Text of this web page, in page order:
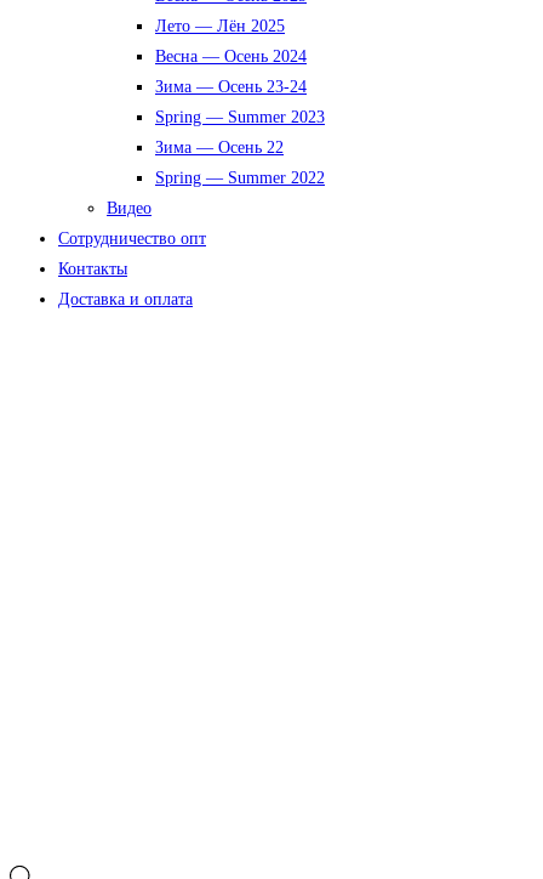
Лето — Лён 2025
Весна — Осень 2024
Зима — Осень 23-24
Spring — Summer 2023
Зима — Осень 22
Spring — Summer 2022
Видео
Сотрудничество опт
Контакты
Доставка и оплата